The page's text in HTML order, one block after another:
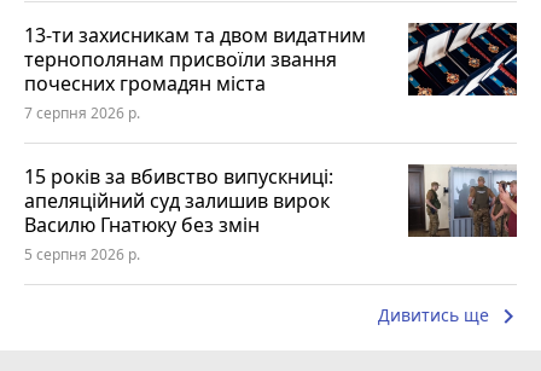
13-ти захисникам та двом видатним
тернополянам присвоїли звання
почесних громадян міста
7 серпня 2026 р.
15 років за вбивство випускниці:
апеляційний суд залишив вирок
Василю Гнатюку без змін
5 серпня 2026 р.
Дивитись ще keyboard_arrow_right